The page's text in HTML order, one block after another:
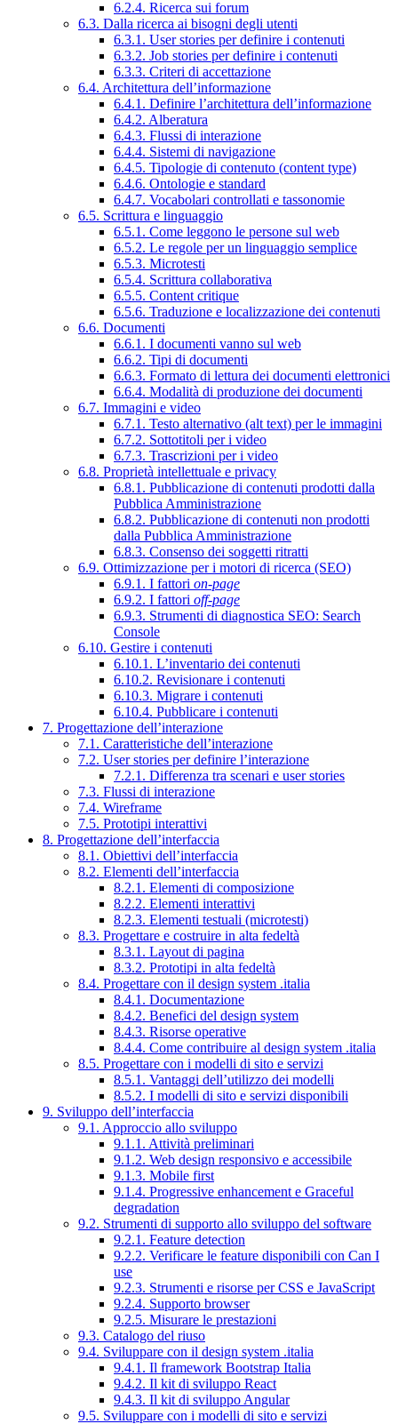
6.2.4. Ricerca sui forum
6.3. Dalla ricerca ai bisogni degli utenti
6.3.1. User stories per definire i contenuti
6.3.2. Job stories per definire i contenuti
6.3.3. Criteri di accettazione
6.4. Architettura dell’informazione
6.4.1. Definire l’architettura dell’informazione
6.4.2. Alberatura
6.4.3. Flussi di interazione
6.4.4. Sistemi di navigazione
6.4.5. Tipologie di contenuto (content type)
6.4.6. Ontologie e standard
6.4.7. Vocabolari controllati e tassonomie
6.5. Scrittura e linguaggio
6.5.1. Come leggono le persone sul web
6.5.2. Le regole per un linguaggio semplice
6.5.3. Microtesti
6.5.4. Scrittura collaborativa
6.5.5. Content critique
6.5.6. Traduzione e localizzazione dei contenuti
6.6. Documenti
6.6.1. I documenti vanno sul web
6.6.2. Tipi di documenti
6.6.3. Formato di lettura dei documenti elettronici
6.6.4. Modalità di produzione dei documenti
6.7. Immagini e video
6.7.1. Testo alternativo (alt text) per le immagini
6.7.2. Sottotitoli per i video
6.7.3. Trascrizioni per i video
6.8. Proprietà intellettuale e privacy
6.8.1. Pubblicazione di contenuti prodotti dalla
Pubblica Amministrazione
6.8.2. Pubblicazione di contenuti non prodotti
dalla Pubblica Amministrazione
6.8.3. Consenso dei soggetti ritratti
6.9. Ottimizzazione per i motori di ricerca (SEO)
6.9.1. I fattori on-page
6.9.2. I fattori off-page
6.9.3. Strumenti di diagnostica SEO: Search
Console
6.10. Gestire i contenuti
6.10.1. L’inventario dei contenuti
6.10.2. Revisionare i contenuti
6.10.3. Migrare i contenuti
6.10.4. Pubblicare i contenuti
7. Progettazione dell’interazione
7.1. Caratteristiche dell’interazione
7.2. User stories per definire l’interazione
7.2.1. Differenza tra scenari e user stories
7.3. Flussi di interazione
7.4. Wireframe
7.5. Prototipi interattivi
8. Progettazione dell’interfaccia
8.1. Obiettivi dell’interfaccia
8.2. Elementi dell’interfaccia
8.2.1. Elementi di composizione
8.2.2. Elementi interattivi
8.2.3. Elementi testuali (microtesti)
8.3. Progettare e costruire in alta fedeltà
8.3.1. Layout di pagina
8.3.2. Prototipi in alta fedeltà
8.4. Progettare con il design system .italia
8.4.1. Documentazione
8.4.2. Benefici del design system
8.4.3. Risorse operative
8.4.4. Come contribuire al design system .italia
8.5. Progettare con i modelli di sito e servizi
8.5.1. Vantaggi dell’utilizzo dei modelli
8.5.2. I modelli di sito e servizi disponibili
9. Sviluppo dell’interfaccia
9.1. Approccio allo sviluppo
9.1.1. Attività preliminari
9.1.2. Web design responsivo e accessibile
9.1.3. Mobile first
9.1.4. Progressive enhancement e Graceful
degradation
9.2. Strumenti di supporto allo sviluppo del software
9.2.1. Feature detection
9.2.2. Verificare le feature disponibili con Can I
use
9.2.3. Strumenti e risorse per CSS e JavaScript
9.2.4. Supporto browser
9.2.5. Misurare le prestazioni
9.3. Catalogo del riuso
9.4. Sviluppare con il design system .italia
9.4.1. Il framework Bootstrap Italia
9.4.2. Il kit di sviluppo React
9.4.3. Il kit di sviluppo Angular
9.5. Sviluppare con i modelli di sito e servizi